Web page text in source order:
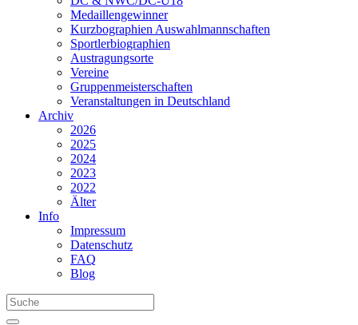
Medaillengewinner
Kurzbographien Auswahlmannschaften
Sportlerbiographien
Austragungsorte
Vereine
Gruppenmeisterschaften
Veranstaltungen in Deutschland
Archiv
2026
2025
2024
2023
2022
Älter
Info
Impressum
Datenschutz
FAQ
Blog